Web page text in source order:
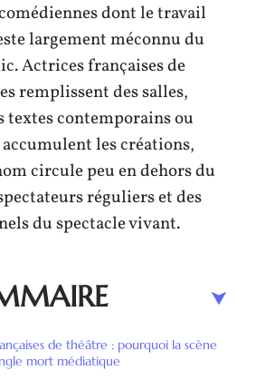
dont le travail
largement méconnu du
Actrices françaises de
remplissent des salles,
textes contemporains ou
les créations,
circule peu en dehors du
réguliers et des
du spectacle vivant.
de théâtre : pourquoi la scène
mort médiatique